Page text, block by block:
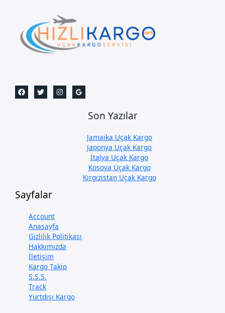
Son Yazılar
Jamaika Uçak Kargo
Japonya Uçak Kargo
İtalya Uçak Kargo
Kosova Uçak Kargo
Kırgızistan Uçak Kargo
Sayfalar
Account
Anasayfa
Gizlilik Politikası
Hakkımızda
İletişim
Kargo Takip
S.S.S.
Track
Yurtdışı Kargo